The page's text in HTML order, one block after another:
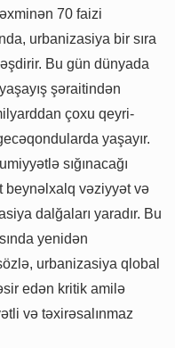
70 faizi
urbanizasiya bir sıra
Bu gün dünyada
şəraitindən
çoxu qeyri-
yaşayır.
sığınacağı
beynəlxalq vəziyyət və
dalğaları yaradır. Bu
yenidən
urbanizasiya qlobal
edən kritik amilə
və təxirəsalınmaz